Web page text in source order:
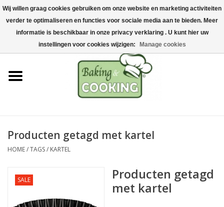
Home
Bak-& kookgerei
Machines & onderdelen
Chocolade & ijsbereiding
Hygiëne & opslag
Grondstoffen & Presentatie
Producten getagd met kartel
HOME/TAGS/ KARTEL
SALE
Producten getagd
met kartel
Wij willen graag cookies gebruiken om onze website en marketing activiteiten
verder te optimaliseren en functies voor sociale media aan te bieden. Meer
informatie is beschikbaar in onze privacy verklaring . U kunt hier uw
instellingen voor cookies wijzigen:
Manage cookies